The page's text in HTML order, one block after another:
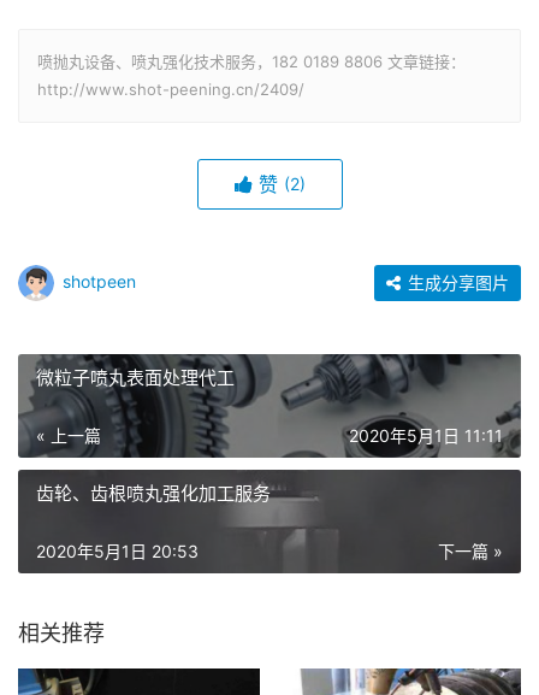
喷抛丸设备、喷丸强化技术服务，182 0189 8806 文章链接：
http://www.shot-peening.cn/2409/
赞 (2)
shotpeen 生成分享图片
微粒子喷丸表面处理代工
« 上一篇 2020年5月1日 11:11
齿轮、齿根喷丸强化加工服务
下一篇 »
2020年5月1日 20:53
相关推荐